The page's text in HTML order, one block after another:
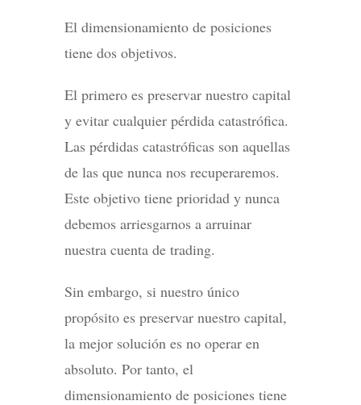
El dimensionamiento de posiciones
tiene dos objetivos.
El primero es preservar nuestro capital
y evitar cualquier pérdida catastrófica.
Las pérdidas catastróficas son aquellas
de las que nunca nos recuperaremos.
Este objetivo tiene prioridad y nunca
debemos arriesgarnos a arruinar
nuestra cuenta de trading.
Sin embargo, si nuestro único
propósito es preservar nuestro capital,
la mejor solución es no operar en
absoluto. Por tanto, el
dimensionamiento de posiciones tiene